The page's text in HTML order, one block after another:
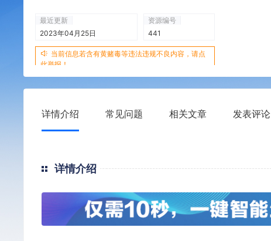
最近更新
2023年04月25日
资源编号
441
当前信息若含有黄赌毒等违法违规不良内容，请点
此举报！
详情介绍 常见问题 相关文章 发表评论
详情介绍